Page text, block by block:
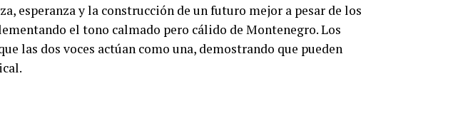
esperanza y la construcción de un futuro mejor a pesar de los
el tono calmado pero cálido de Montenegro. Los
las dos voces actúan como una, demostrando que pueden